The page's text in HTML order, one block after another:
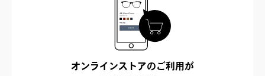
オンラインストアのご利用が